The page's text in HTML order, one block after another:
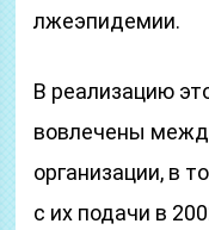
лжеэпидемии.
В реализацию
вовлечены
организации, в
с их подачи в